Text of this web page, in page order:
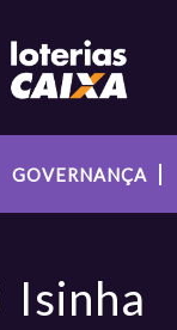
GOVERNANÇA
Isinha